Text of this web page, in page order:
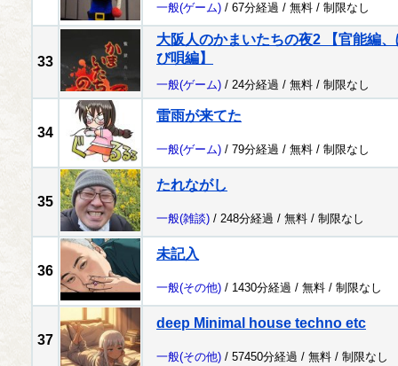
一般(ゲーム) / 67分経過 / 無料 / 制限なし
33
大阪人のかまいたちの夜2 【官能編
び唄編】
一般(ゲーム) / 24分経過 / 無料 / 制限なし
34
雷雨が来てた
一般(ゲーム) / 79分経過 / 無料 / 制限なし
35
たれながし
一般(雑談) / 248分経過 / 無料 / 制限なし
36
未記入
一般(その他) / 1430分経過 / 無料 / 制限なし
37
deep Minimal house techno etc
一般(その他) / 57450分経過 / 無料 / 制限なし